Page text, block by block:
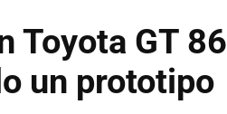
Toyota GT
un prototipo